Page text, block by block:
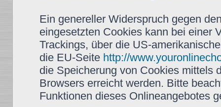
Ein genereller Widerspruch gegen
eingesetzten Cookies kann bei einer
Trackings, über die US-
die EU-Seite http://
die Speicherung von Cookies mittels
Browsers erreicht werden. Bitte
Funktionen dieses Onlineangebotes